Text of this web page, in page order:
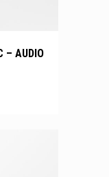
– AUDIO